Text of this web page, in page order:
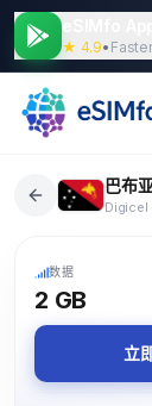
★ 4.9•
巴布
Digicel
数据
2 GB
立